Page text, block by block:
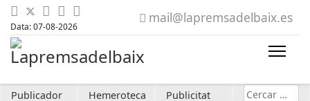
Data: 07-08-2026
mail@lapremsadelbaix.es
Publicador Hemeroteca Publicitat Cerca